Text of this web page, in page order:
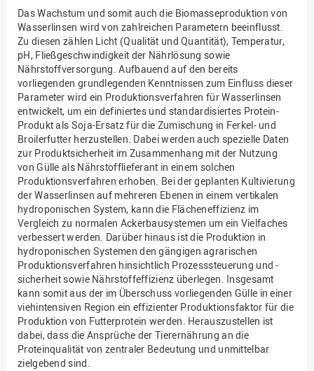
Das Wachstum und somit auch die Biomasseproduktion von
Wasserlinsen wird von zahlreichen Parametern beeinflusst.
Zu diesen zählen Licht (Qualität und Quantität), Temperatur,
pH, Fließgeschwindigkeit der Nährlösung sowie
Nährstoffversorgung. Aufbauend auf den bereits
vorliegenden grundlegenden Kenntnissen zum Einfluss dieser
Parameter wird ein Produktionsverfahren für Wasserlinsen
entwickelt, um ein definiertes und standardisiertes Protein-
Produkt als Soja-Ersatz für die Zumischung in Ferkel- und
Broilerfutter herzustellen. Dabei werden auch spezielle Daten
zur Produktsicherheit im Zusammenhang mit der Nutzung
von Gülle als Nährstofflieferant in einem solchen
Produktionsverfahren erhoben. Bei der geplanten Kultivierung
der Wasserlinsen auf mehreren Ebenen in einem vertikalen
hydroponischen System, kann die Flächeneffizienz im
Vergleich zu normalen Ackerbausystemen um ein Vielfaches
verbessert werden. Darüber hinaus ist die Produktion in
hydroponischen Systemen den gängigen agrarischen
Produktionsverfahren hinsichtlich Prozesssteuerung und -
sicherheit sowie Nährstoffeffizienz überlegen. Insgesamt
kann somit aus der im Überschuss vorliegenden Gülle in einer
viehintensiven Region ein effizienter Produktionsfaktor für die
Produktion von Futterprotein werden. Herauszustellen ist
dabei, dass die Ansprüche der Tierernährung an die
Proteinqualität von zentraler Bedeutung und unmittelbar
zielgebend sind.